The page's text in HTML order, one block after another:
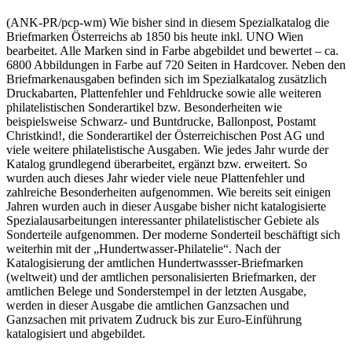
(ANK-PR/pcp-wm) Wie bisher sind in diesem Spezialkatalog die
Briefmarken Österreichs ab 1850 bis heute inkl. UNO Wien
bearbeitet. Alle Marken sind in Farbe abgebildet und bewertet – ca.
6800 Abbildungen in Farbe auf 720 Seiten in Hardcover. Neben den
Briefmarkenausgaben befinden sich im Spezialkatalog zusätzlich
Druckabarten, Plattenfehler und Fehldrucke sowie alle weiteren
philatelistischen Sonderartikel bzw. Besonderheiten wie
beispielsweise Schwarz- und Buntdrucke, Ballonpost, Postamt
Christkind!, die Sonderartikel der Österreichischen Post AG und
viele weitere philatelistische Ausgaben. Wie jedes Jahr wurde der
Katalog grundlegend überarbeitet, ergänzt bzw. erweitert. So
wurden auch dieses Jahr wieder viele neue Plattenfehler und
zahlreiche Besonderheiten aufgenommen. Wie bereits seit einigen
Jahren wurden auch in dieser Ausgabe bisher nicht katalogisierte
Spezialausarbeitungen interessanter philatelistischer Gebiete als
Sonderteile aufgenommen. Der moderne Sonderteil beschäftigt sich
weiterhin mit der „Hundertwasser-Philatelie“. Nach der
Katalogisierung der amtlichen Hundertwassser-Briefmarken
(weltweit) und der amtlichen personalisierten Briefmarken, der
amtlichen Belege und Sonderstempel in der letzten Ausgabe,
werden in dieser Ausgabe die amtlichen Ganzsachen und
Ganzsachen mit privatem Zudruck bis zur Euro-Einführung
katalogisiert und abgebildet.